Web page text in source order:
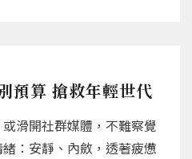
預算 搶救年輕世代
滑開社群媒體，不難察覺
：安靜、內斂，透著疲憊